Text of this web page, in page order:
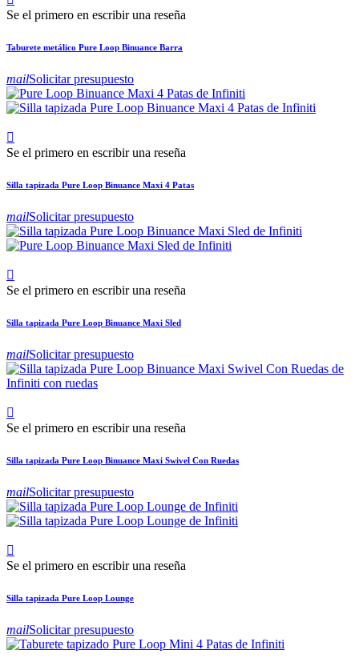
Se el primero en escribir una reseña
Taburete metálico Pure Loop Binuance Barra
mailSolicitar presupuesto

Se el primero en escribir una reseña
Silla tapizada Pure Loop Binuance Maxi 4 Patas
mailSolicitar presupuesto

Se el primero en escribir una reseña
Silla tapizada Pure Loop Binuance Maxi Sled
mailSolicitar presupuesto

Se el primero en escribir una reseña
Silla tapizada Pure Loop Binuance Maxi Swivel Con Ruedas
mailSolicitar presupuesto

Se el primero en escribir una reseña
Silla tapizada Pure Loop Lounge
mailSolicitar presupuesto